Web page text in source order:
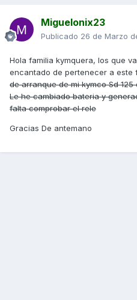
Miguelonix23
Publicado 26 de Marzo
Hola familia kymquera, los que
encantado de pertenecer a este
de arranque de mi kymco Sd
Le he cambiado bateria y
falta comprobar el rele
Gracias De antemano